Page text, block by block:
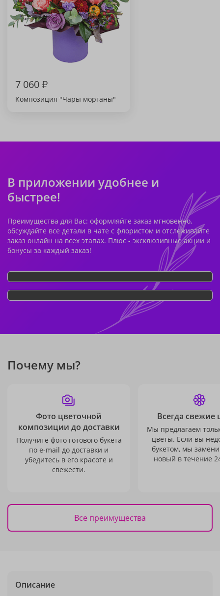
7 060₽
Композиция "Чары морганы"
В приложении удобнее и
быстрее!
Преимущества для Вас: оформляйте заказ мгновенно,
обсуждайте все детали в чате с флористом и отслеживайте
заказ онлайн на всех этапах. Плюс - эксклюзивные акции и
бонусы за каждый заказ!
Почему мы?
Фото цветочной
композиции до доставки
Получите фото готового букета
по e-mail до доставки и
убедитесь в его красоте и
свежести.
Всегда свежие
Мы предлагаем
цветы. Если вы
букетом, мы
новый в течение
Все преимущества
Описание